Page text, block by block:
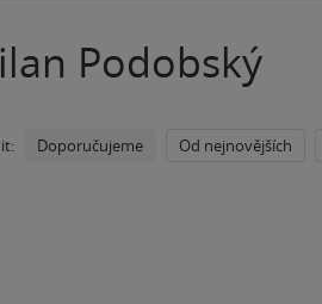
Podobský
Doporučujeme Od nejnovějších